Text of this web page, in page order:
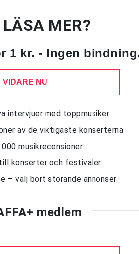
MER?
1 kr. - Ingen bindning.
VIDARE NU
intervjuer med toppmusiker
av de viktigaste konserterna
musikrecensioner
konserter och festivaler
– välj bort störande annonser
medlem